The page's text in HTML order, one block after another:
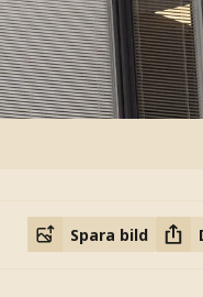
Spara bild